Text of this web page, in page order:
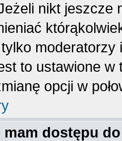
nikt jeszcze
tylko
to ustawione w
opcji w
mam dostępu